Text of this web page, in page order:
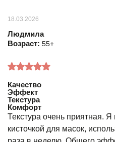
18.03.2026
Людмила
Возраст: 55+
Качество
Эффект
Текстура
Комфорт
Текстура очень приятная.
кисточкой для масок,